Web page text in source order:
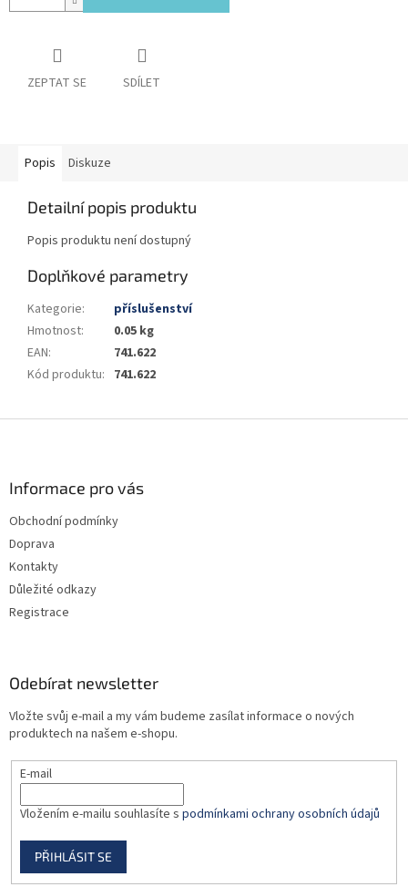
ZEPTAT SE SDÍLET
Popis Diskuze
Detailní popis produktu
Popis produktu není dostupný
Doplňkové parametry
Kategorie:
příslušenství
Hmotnost:
0.05 kg
EAN:
741.622
Kód produktu: 741.622
Informace pro vás
Obchodní podmínky
Doprava
Kontakty
Důležité odkazy
Registrace
Odebírat newsletter
Vložte svůj e-mail a my vám budeme zasílat informace o nových
produktech na našem e-shopu.
E-mail
Vložením e-mailu souhlasíte s podmínkami ochrany osobních údajů
PŘIHLÁSIT SE